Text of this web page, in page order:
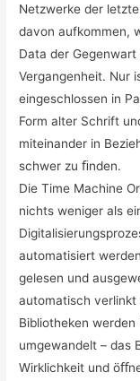
Netzwerke der
davon aufkommen,
Data der
Vergangenheit. Nur
eingeschlossen in
Form alter Schrift
miteinander in
schwer zu ﬁnden.
Die Time Machine
nichts weniger als
automatisiert
gelesen und
automatisch verlinkt
Bibliotheken
umgewandelt – das
Wirklichkeit und